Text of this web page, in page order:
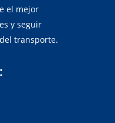
el mejor
y seguir
transporte.